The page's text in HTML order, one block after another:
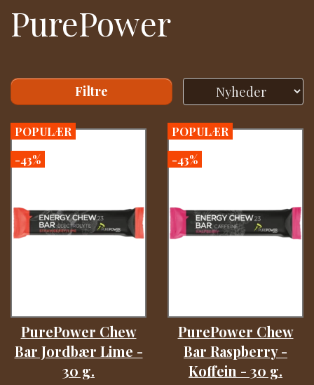
PurePower
Filtre
POPULÆR
-43%
PurePower Chew
Bar Jordbær Lime -
30 g.
POPULÆR
-43%
PurePower Chew
Bar Raspberry -
Koffein - 30 g.